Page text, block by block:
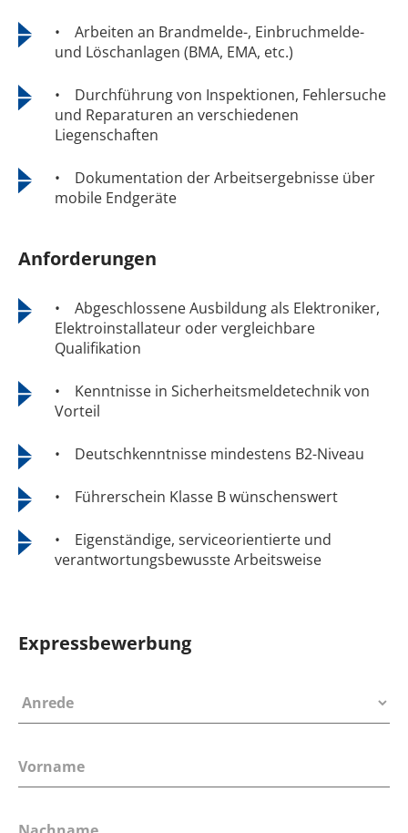
• Arbeiten an Brandmelde-, Einbruchmelde-
und Löschanlagen (BMA, EMA, etc.)
• Durchführung von Inspektionen, Fehlersuche
und Reparaturen an verschiedenen
Liegenschaften
• Dokumentation der Arbeitsergebnisse über
mobile Endgeräte
Anforderungen
• Abgeschlossene Ausbildung als Elektroniker,
Elektroinstallateur oder vergleichbare
Qualifikation
• Kenntnisse in Sicherheitsmeldetechnik von
Vorteil
• Deutschkenntnisse mindestens B2-Niveau
• Führerschein Klasse B wünschenswert
• Eigenständige, serviceorientierte und
verantwortungsbewusste Arbeitsweise
Expressbewerbung